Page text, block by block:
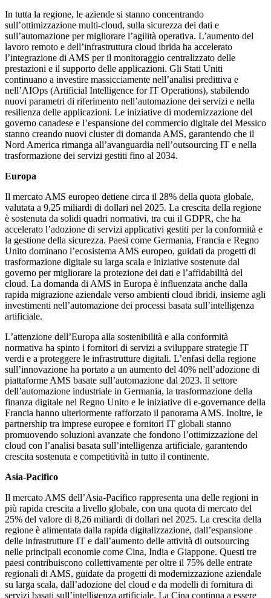
In tutta la regione, le aziende si stanno concentrando
sull’ottimizzazione multi-cloud, sulla sicurezza dei dati e
sull’automazione per migliorare l’agilità operativa. L’aumento del
lavoro remoto e dell’infrastruttura cloud ibrida ha accelerato
l’integrazione di AMS per il monitoraggio centralizzato delle
prestazioni e il supporto delle applicazioni. Gli Stati Uniti
continuano a investire massicciamente nell’analisi predittiva e
nell’AIOps (Artificial Intelligence for IT Operations), stabilendo
nuovi parametri di riferimento nell’automazione dei servizi e nella
resilienza delle applicazioni. Le iniziative di modernizzazione del
governo canadese e l’espansione del commercio digitale del Messico
stanno creando nuovi cluster di domanda AMS, garantendo che il
Nord America rimanga all’avanguardia nell’outsourcing IT e nella
trasformazione dei servizi gestiti fino al 2034.
Europa
Il mercato AMS europeo detiene circa il 28% della quota globale,
valutata a 9,25 miliardi di dollari nel 2025. La crescita della regione
è sostenuta da solidi quadri normativi, tra cui il GDPR, che ha
accelerato l’adozione di servizi applicativi gestiti per la conformità e
la gestione della sicurezza. Paesi come Germania, Francia e Regno
Unito dominano l’ecosistema AMS europeo, guidati da progetti di
trasformazione digitale su larga scala e iniziative sostenute dal
governo per migliorare la protezione dei dati e l’affidabilità del
cloud. La domanda di AMS in Europa è influenzata anche dalla
rapida migrazione aziendale verso ambienti cloud ibridi, insieme agli
investimenti nell’automazione dei processi basata sull’intelligenza
artificiale.
L’attenzione dell’Europa alla sostenibilità e alla conformità
normativa ha spinto i fornitori di servizi a sviluppare strategie IT
verdi e a proteggere le infrastrutture digitali. L’enfasi della regione
sull’innovazione ha portato a un aumento del 40% nell’adozione di
piattaforme AMS basate sull’automazione dal 2023. Il settore
dell’automazione industriale in Germania, la trasformazione della
finanza digitale nel Regno Unito e le iniziative di e-governance della
Francia hanno ulteriormente rafforzato il panorama AMS. Inoltre, le
partnership tra imprese europee e fornitori IT globali stanno
promuovendo soluzioni avanzate che fondono l’ottimizzazione del
cloud con l’analisi basata sull’intelligenza artificiale, garantendo
crescita sostenuta e competitività in tutto il continente.
Asia-Pacifico
Il mercato AMS dell’Asia-Pacifico rappresenta una delle regioni in
più rapida crescita a livello globale, con una quota di mercato del
25% del valore di 8,26 miliardi di dollari nel 2025. La crescita della
regione è alimentata dalla rapida digitalizzazione, dall’espansione
delle infrastrutture IT e dall’aumento delle attività di outsourcing
nelle principali economie come Cina, India e Giappone. Questi tre
paesi contribuiscono collettivamente per oltre il 75% delle entrate
regionali di AMS, guidate da progetti di modernizzazione aziendale
su larga scala, dall’adozione del cloud e da modelli di fornitura di
servizi basati sull’intelligenza artificiale. La Cina continua a essere